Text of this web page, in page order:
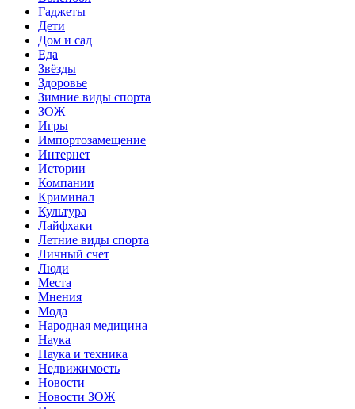
Гаджеты
Дети
Дом и сад
Еда
Звёзды
Здоровье
Зимние виды спорта
ЗОЖ
Игры
Импортозамещение
Интернет
Истории
Компании
Криминал
Культура
Лайфхаки
Летние виды спорта
Личный счет
Люди
Места
Мнения
Мода
Народная медицина
Наука
Наука и техника
Недвижимость
Новости
Новости ЗОЖ